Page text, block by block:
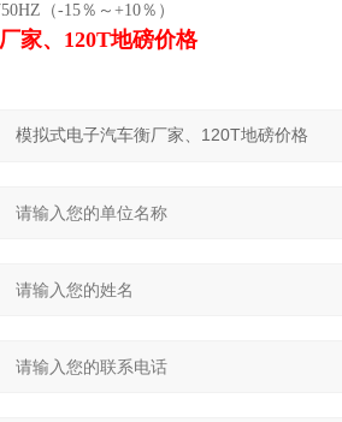
（-15％～+10％）
家、120T地磅价格